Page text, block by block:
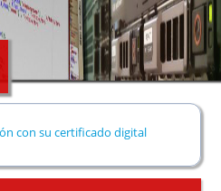
con su certificado digital